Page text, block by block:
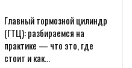
Главный тормозной цилиндр
(ГТЦ): разбираемся на
практике — что это, где
стоит и как…